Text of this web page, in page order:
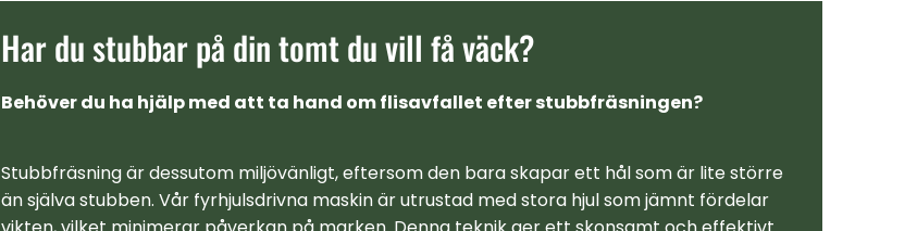
Har du stubbar på din tomt du vill få väck?
Behöver du ha hjälp med att ta hand om flisavfallet efter stubbfräsningen?
Stubbfräsning är dessutom miljövänligt, eftersom den bara skapar ett hål som är lite större
än själva stubben. Vår fyrhjulsdrivna maskin är utrustad med stora hjul som jämnt fördelar